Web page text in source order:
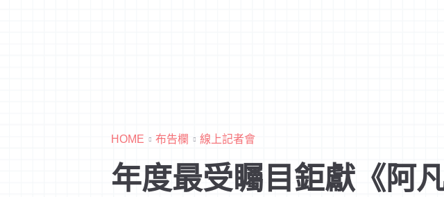
HOME 布告欄 線上記者會
年度最受矚目鉅獻《阿